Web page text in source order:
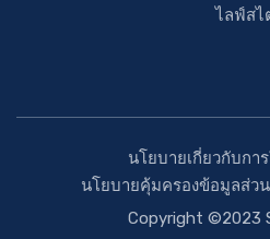
ไลฟ์สไ
นโยบายเกี่ยวกับกา
นโยบายคุ้มครองข้อมูลส่ว
Copyright ©2023